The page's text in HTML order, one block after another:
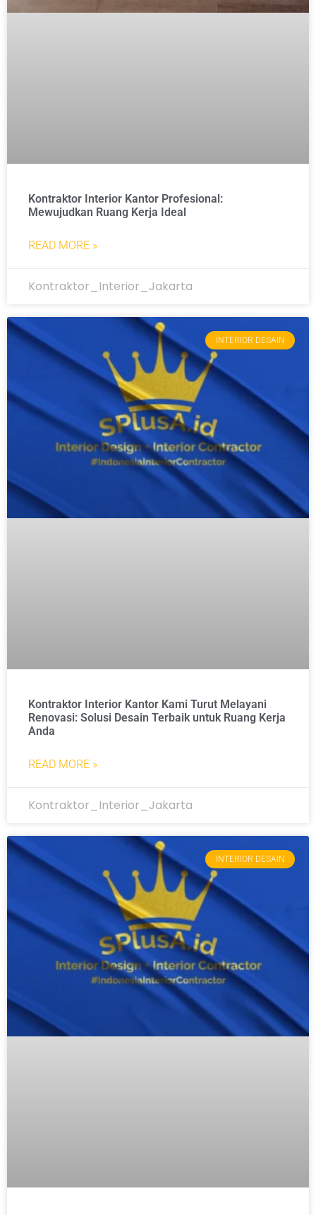
Kontraktor Interior Kantor Profesional:
Mewujudkan Ruang Kerja Ideal
READ MORE »
Kontraktor_Interior_Jakarta
INTERIOR DESAIN
Kontraktor Interior Kantor Kami Turut Melayani
Renovasi: Solusi Desain Terbaik untuk Ruang Kerja
Anda
READ MORE »
Kontraktor_Interior_Jakarta
INTERIOR DESAIN